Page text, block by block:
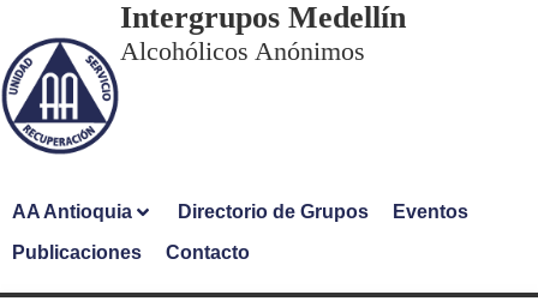
Intergrupos Medellín
Alcohólicos Anónimos
AA Antioquia Directorio de Grupos
Eventos
Publicaciones
Contacto